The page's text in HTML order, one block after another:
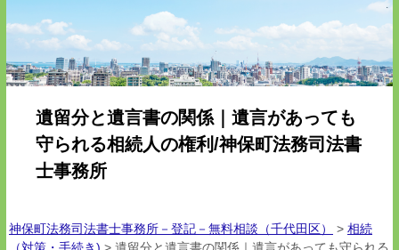
遺留分と遺言書の関係｜遺言があっても
守られる相続人の権利/神保町法務司法書
士事務所
神保町法務司法書士事務所－登記－無料相談（千代田区） > 相続